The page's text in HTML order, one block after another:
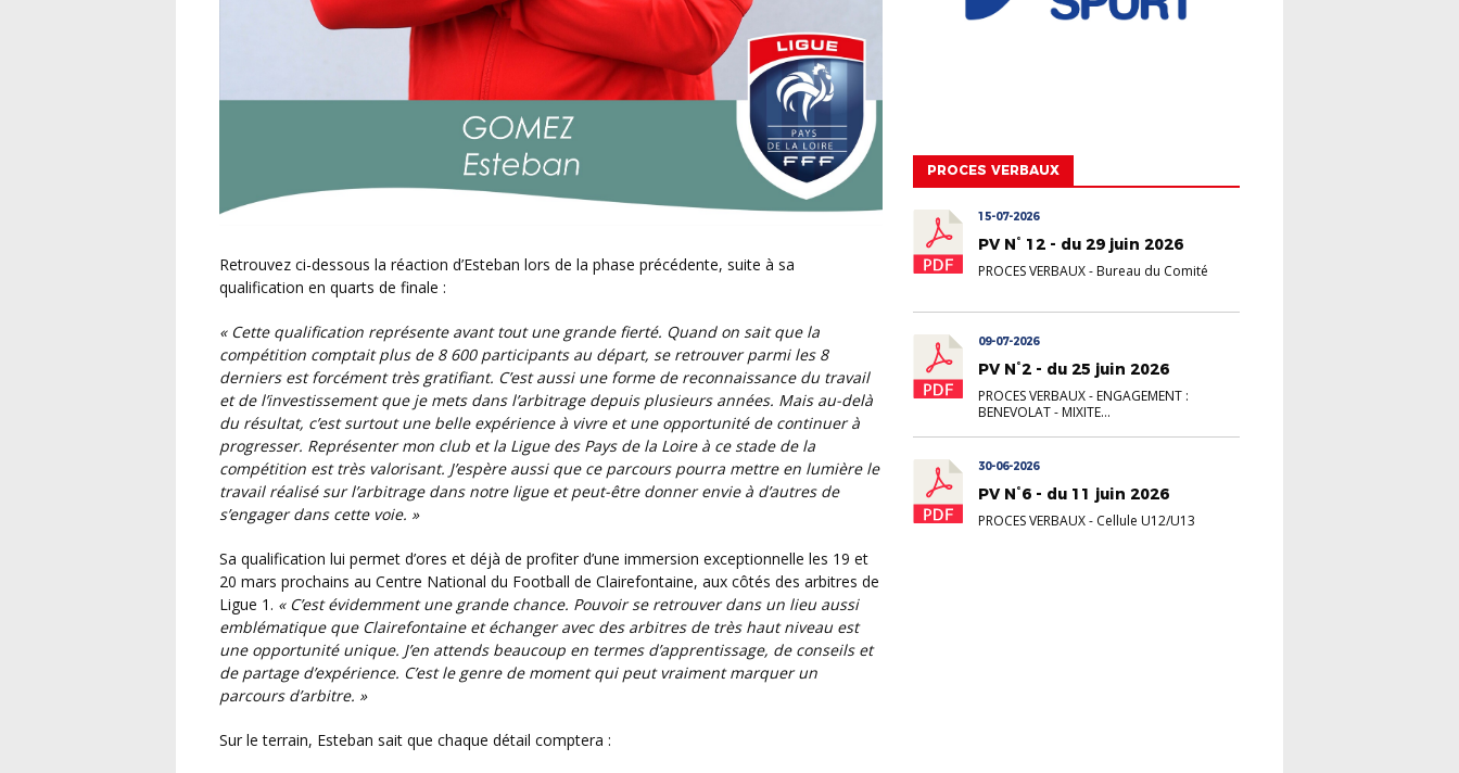
Retrouvez ci-dessous la réaction d’Esteban lors de la phase précédente, suite à sa
qualification en quarts de finale :
« Cette qualification représente avant tout une grande fierté. Quand on sait que la
compétition comptait plus de 8 600 participants au départ, se retrouver parmi les 8
derniers est forcément très gratifiant. C’est aussi une forme de reconnaissance du travail
et de l’investissement que je mets dans l’arbitrage depuis plusieurs années. Mais au-delà
du résultat, c’est surtout une belle expérience à vivre et une opportunité de continuer à
progresser. Représenter mon club et la Ligue des Pays de la Loire à ce stade de la
compétition est très valorisant. J’espère aussi que ce parcours pourra mettre en lumière le
travail réalisé sur l’arbitrage dans notre ligue et peut-être donner envie à d’autres de
s’engager dans cette voie. »
Sa qualification lui permet d’ores et déjà de profiter d’une immersion exceptionnelle les 19 et
20 mars prochains au Centre National du Football de Clairefontaine, aux côtés des arbitres de
Ligue 1. « C’est évidemment une grande chance. Pouvoir se retrouver dans un lieu aussi
emblématique que Clairefontaine et échanger avec des arbitres de très haut niveau est
une opportunité unique. J’en attends beaucoup en termes d’apprentissage, de conseils et
de partage d’expérience. C’est le genre de moment qui peut vraiment marquer un
parcours d’arbitre. »
Sur le terrain, Esteban sait que chaque détail comptera :
PROCES VERBAUX
15-07-2026
PV N° 12 - du 29 juin 2026
PROCES VERBAUX- Bureau du Comité
09-07-2026
PV N°2 - du 25 juin 2026
PROCES VERBAUX- ENGAGEMENT :
BENEVOLAT - MIXITE...
30-06-2026
PV N°6 - du 11 juin 2026
PROCES VERBAUX- Cellule U12/U13